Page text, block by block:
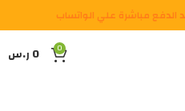
الدفع مباشرة علي الواتساب
0
0 ر.س